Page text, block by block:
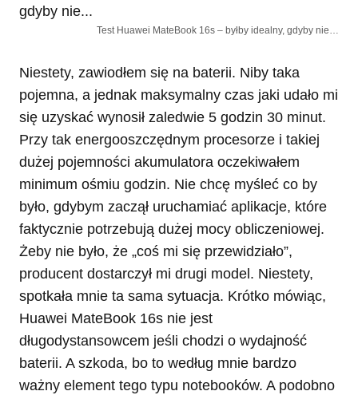
Test Huawei MateBook 16s – byłby idealny, gdyby nie…
Niestety, zawiodłem się na baterii. Niby taka
pojemna, a jednak maksymalny czas jaki udało mi
się uzyskać wynosił zaledwie 5 godzin 30 minut.
Przy tak energooszczędnym procesorze i takiej
dużej pojemności akumulatora oczekiwałem
minimum ośmiu godzin. Nie chcę myśleć co by
było, gdybym zaczął uruchamiać aplikacje, które
faktycznie potrzebują dużej mocy obliczeniowej.
Żeby nie było, że „coś mi się przewidziało”,
producent dostarczył mi drugi model. Niestety,
spotkała mnie ta sama sytuacja. Krótko mówiąc,
Huawei MateBook 16s nie jest
długodystansowcem jeśli chodzi o wydajność
baterii. A szkoda, bo to według mnie bardzo
ważny element tego typu notebooków. A podobno